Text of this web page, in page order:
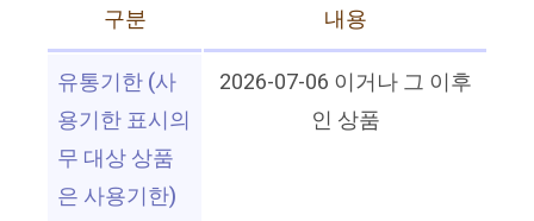
구분
내용
유통기한 (사
용기한 표시의
무 대상 상품
은 사용기한)
2026-07-06 이거나 그 이후
인 상품